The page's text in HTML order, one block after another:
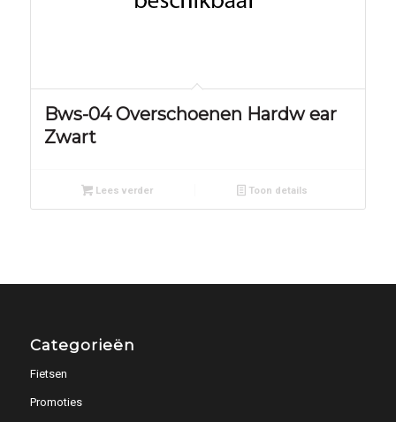
Bws-04 Overschoenen Hardw ear
Zwart
Lees verder Toon details
Categorieën
Fietsen
Promoties